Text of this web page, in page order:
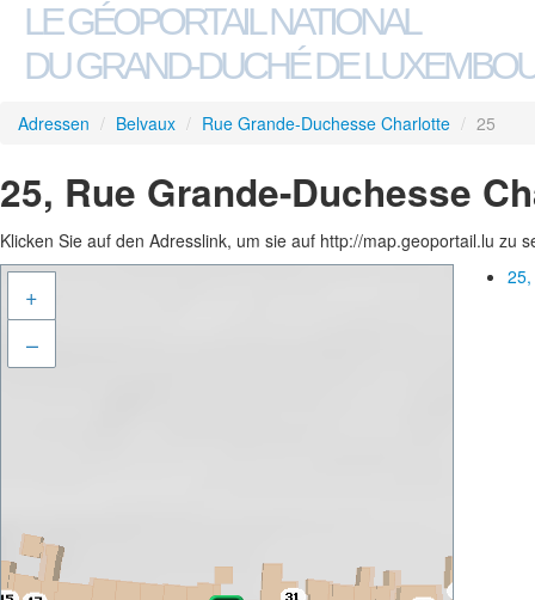
LE GÉOPORTAIL NATIONAL
DU GRAND-DUCHÉ DE
Adressen / Belvaux / Rue Grande-Duchesse Charlotte / 25
25, Rue Grande-Duchesse
Klicken Sie auf den Adresslink, um sie auf http://map.geoportail.lu zu
+
–